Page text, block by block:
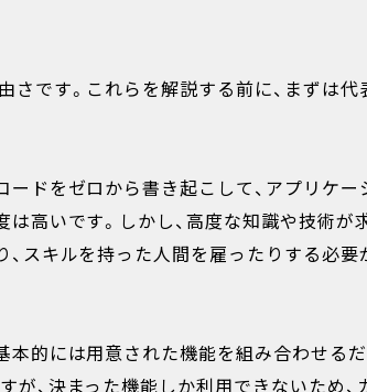
です。これらを解説する前に、まずは代
ドをゼロから書き起こして、アプリケー
高いです。しかし、高度な知識や技術が
スキルを持った人間を雇ったりする必要
本的には用意された機能を組み合わせるだ
、決まった機能しか利用できないため、